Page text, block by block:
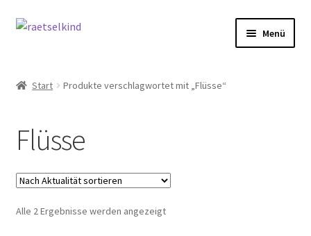
Zur
Zum
Menü
Cookie-Richtlinie (EU)
Datenschutzbelehrung
Echtheit von Bewertungen
Start Produkte verschlagwortet mit „Flüsse“
Flüsse
Alle 2 Ergebnisse werden angezeigtNach